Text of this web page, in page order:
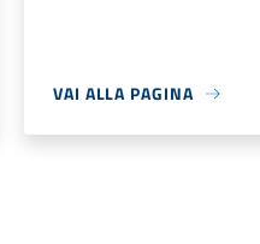
VAI ALLA PAGINA